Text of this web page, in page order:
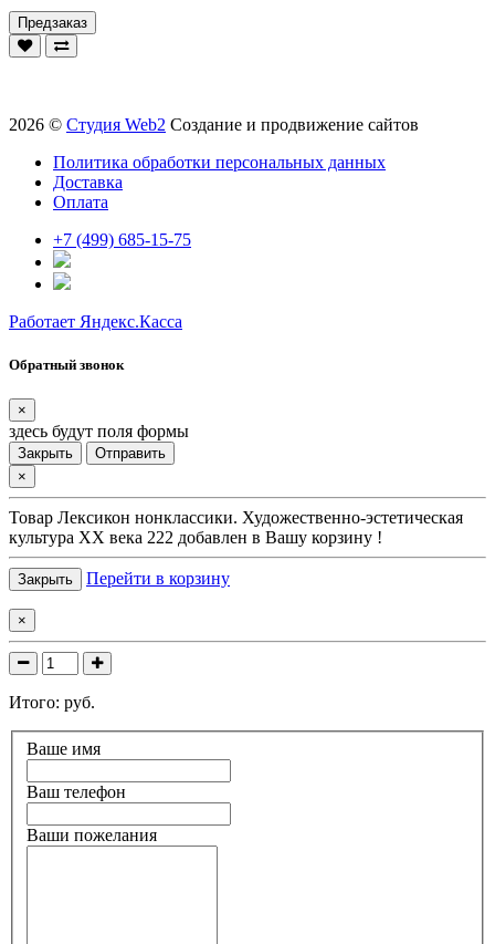
Предзаказ
2026 © Студия Web2 Создание и продвижение сайтов
Политика обработки персональных данных
Доставка
Оплата
+7 (499) 685-15-75
Работает Яндекс.Касса
Обратный звонок
×
здесь будут поля формы
Закрыть
Отправить
×
Товар Лексикон нонклассики. Художественно-эстетическая
культура XX века 222 добавлен в Вашу корзину !
Закрыть Перейти в корзину
×
Итого: руб.
Ваше имя
Ваш телефон
Ваши пожелания